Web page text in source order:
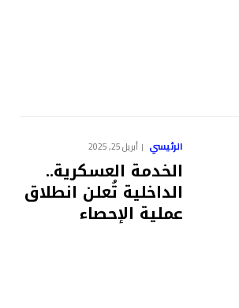
الرئيسي أبريل 25, 2025
الخدمة العسكرية..
الداخلية تُعلن انطلاق
عملية الإحصاء